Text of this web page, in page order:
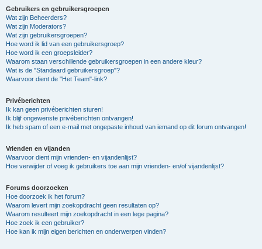
Gebruikers en gebruikersgroepen
Wat zijn Beheerders?
Wat zijn Moderators?
Wat zijn gebruikersgroepen?
Hoe word ik lid van een gebruikersgroep?
Hoe word ik een groepsleider?
Waarom staan verschillende gebruikersgroepen in een andere kleur?
Wat is de "Standaard gebruikersgroep"?
Waarvoor dient de "Het Team"-link?
Privéberichten
Ik kan geen privéberichten sturen!
Ik blijf ongewenste privéberichten ontvangen!
Ik heb spam of een e-mail met ongepaste inhoud van iemand op dit forum ontvangen!
Vrienden en vijanden
Waarvoor dient mijn vrienden- en vijandenlijst?
Hoe verwijder of voeg ik gebruikers toe aan mijn vrienden- en/of vijandenlijst?
Forums doorzoeken
Hoe doorzoek ik het forum?
Waarom levert mijn zoekopdracht geen resultaten op?
Waarom resulteert mijn zoekopdracht in een lege pagina?
Hoe zoek ik een gebruiker?
Hoe kan ik mijn eigen berichten en onderwerpen vinden?